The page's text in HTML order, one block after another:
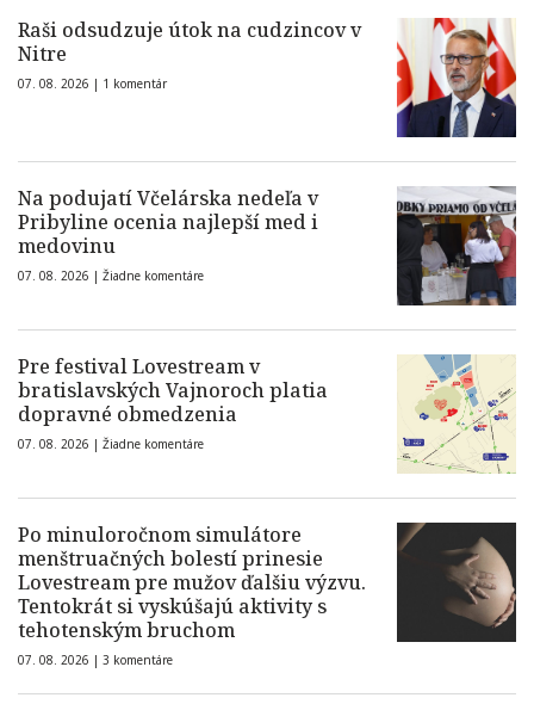
Raši odsudzuje útok na cudzincov v
Nitre
07. 08. 2026 | 1 komentár
Na podujatí Včelárska nedeľa v
Pribyline ocenia najlepší med i
medovinu
07. 08. 2026 | Žiadne komentáre
Pre festival Lovestream v
bratislavských Vajnoroch platia
dopravné obmedzenia
07. 08. 2026 | Žiadne komentáre
Po minuloročnom simulátore
menštruačných bolestí prinesie
Lovestream pre mužov ďalšiu výzvu.
Tentokrát si vyskúšajú aktivity s
tehotenským bruchom
07. 08. 2026 | 3 komentáre